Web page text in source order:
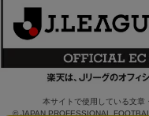
本サイトで使用している文章
© JAPAN PROFESSIONAL